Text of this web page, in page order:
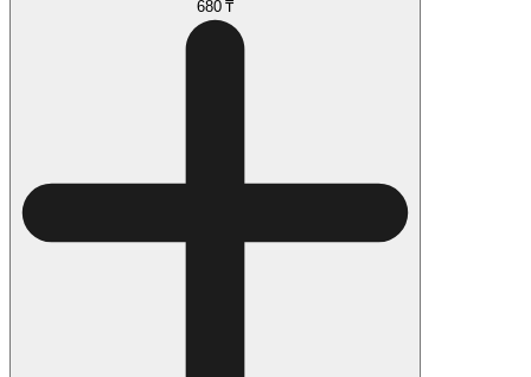
680 ₸